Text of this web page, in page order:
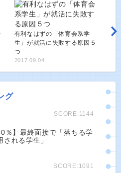
有利なはずの「体育会系学
生」が就活に失敗する原因５
つ
2017.09.04
グ
SCORE:1144
％】最終面接で「落ちる学
される学生」
SCORE:1091